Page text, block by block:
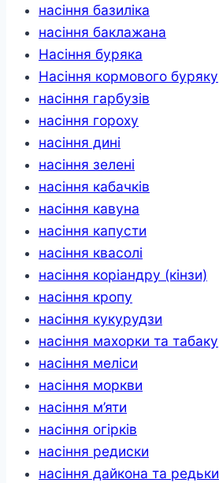
насіння базиліка
насіння баклажана
Насіння буряка
Насіння кормового буряку
насіння гарбузів
насіння гороху
насіння дині
насіння зелені
насіння кабачків
насіння кавуна
насіння капусти
насіння квасолі
насіння коріандру (кінзи)
насіння кропу
насіння кукурудзи
насіння махорки та табаку
насіння меліси
насіння моркви
насіння м’яти
насіння огірків
насіння редиски
насіння дайкона та редьки